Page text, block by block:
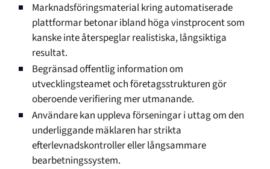
Marknadsföringsmaterial kring automatiserade
plattformar betonar ibland höga vinstprocent som
kanske inte återspeglar realistiska, långsiktiga
resultat.
Begränsad offentlig information om
utvecklingsteamet och företagsstrukturen gör
oberoende verifiering mer utmanande.
Användare kan uppleva förseningar i uttag om den
underliggande mäklaren har strikta
efterlevnadskontroller eller långsammare
bearbetningssystem.